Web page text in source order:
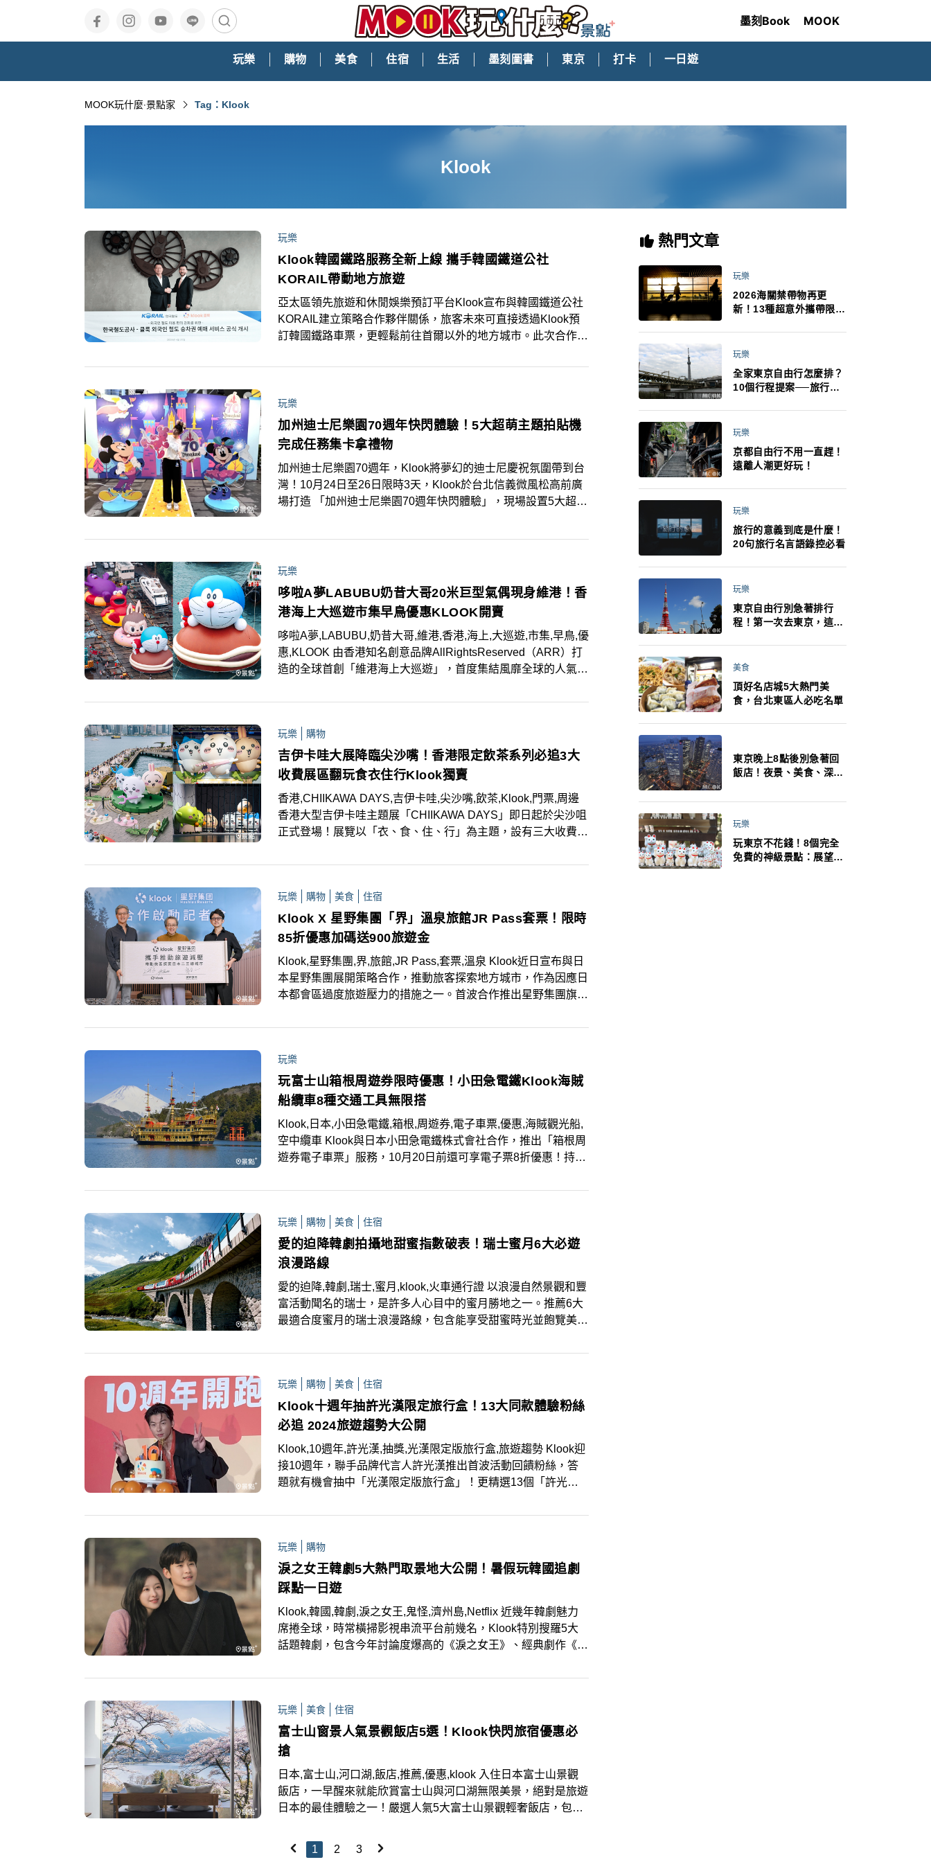
墨刻Book MOOK
玩樂 購物 美食 住宿 生活 墨刻圖書 東京 打卡 一日遊
MOOK玩什麼‧景點家 Tag：Klook
Klook
玩樂
Klook韓國鐵路服務全新上線 攜手韓國鐵道公社
KORAIL帶動地方旅遊
亞太區領先旅遊和休閒娛樂預訂平台Klook宣布與韓國鐵道公社
KORAIL建立策略合作夥伴關係，旅客未來可直接透過Klook預
訂韓國鐵路車票，更輕鬆前往首爾以外的地方城市。此次合作涵
號（Mugunghwa）等，進一步強化Klook在亞洲交通服務的布
玩樂
加州迪士尼樂園70週年快閃體驗！5大超萌主題拍貼機
完成任務集卡拿禮物
加州迪士尼樂園70週年，Klook將夢幻的迪士尼慶祝氛圍帶到台
灣！10月24日至26日限時3天，Klook於台北信義微風松高前廣
場打造 「加州迪士尼樂園70週年快閃體驗」，現場設置5大超萌
元的70週年限定週邊帶回家！
玩樂
哆啦A夢LABUBU奶昔大哥20米巨型氣偶現身維港！香
港海上大巡遊市集早鳥優惠KLOOK開賣
哆啦A夢,LABUBU,奶昔大哥,維港,香港,海上,大巡遊,市集,早鳥,優
惠,KLOOK 由香港知名創意品牌AllRightsReserved（ARR）打
造的全球首創「維港海上大巡遊」，首度集結風靡全球的人氣IP
場，並於11月1日組成夢幻巡遊艦隊，沿維港串連九龍與港島！
為期8天的「巡遊市集」。想前往「巡遊市集」，則不可錯過9
月26日於KLOOK開賣的早鳥優惠門票，門票更附紀念品折扣
券！
玩樂 購物
吉伊卡哇大展降臨尖沙嘴！香港限定飲茶系列必追3大
收費展區翻玩食衣住行Klook獨賣
香港,CHIIKAWA DAYS,吉伊卡哇,尖沙嘴,飲茶,Klook,門票,周邊
香港大型吉伊卡哇主題展「CHIIKAWA DAYS」即日起於尖沙咀
正式登場！展覽以「衣、食、住、行」為主題，設有三大收費展
Nagano親筆繪製香港限定「飲茶」系列，粉絲們必追。此外，
KLOOK平台獨家開賣。
玩樂 購物 美食 住宿
Klook X 星野集團「界」溫泉旅館JR Pass套票！限時
85折優惠加碼送900旅遊金
Klook,星野集團,界,旅館,JR Pass,套票,溫泉 Klook近日宣布與日
本星野集團展開策略合作，推動旅客探索地方城市，作為因應日
本都會區過度旅遊壓力的措施之一。首波合作推出星野集團旗下
票。即日起至8月31日前預訂，可享JR Pass超值組合85折起優
玩樂
玩富士山箱根周遊券限時優惠！小田急電鐵Klook海賊
船纜車8種交通工具無限搭
Klook,日本,小田急電鐵,箱根,周遊券,電子車票,優惠,海賊觀光船,
空中纜車 Klook與日本小田急電鐵株式會社合作，推出「箱根周
遊券電子車票」服務，10月20日前還可享電子票8折優惠！持箱
玩樂 購物 美食 住宿
愛的迫降韓劇拍攝地甜蜜指數破表！瑞士蜜月6大必遊
浪漫路線
愛的迫降,韓劇,瑞士,蜜月,klook,火車通行證 以浪漫自然景觀和豐
富活動聞名的瑞士，是許多人心目中的蜜月勝地之一。推薦6大
最適合度蜜月的瑞士浪漫路線，包含能享受甜蜜時光並飽覽美景
新人感情在旅程中持續升溫！
玩樂 購物 美食 住宿
Klook十週年抽許光漢限定旅行盒！13大同款體驗粉絲
必追 2024旅遊趨勢大公開
Klook,10週年,許光漢,抽獎,光漢限定版旅行盒,旅遊趨勢 Klook迎
接10週年，聯手品牌代言人許光漢推出首波活動回饋粉絲，答
題就有機會抽中「光漢限定版旅行盒」！更精選13個「許光漢
熱銷榜單，讓大家一手掌握最新最夯旅遊趨勢！
玩樂 購物
淚之女王韓劇5大熱門取景地大公開！暑假玩韓國追劇
踩點一日遊
Klook,韓國,韓劇,淚之女王,鬼怪,濟州島,Netflix 近幾年韓劇魅力
席捲全球，時常橫掃影視串流平台前幾名，Klook特別搜羅5大
話題韓劇，包含今年討論度爆高的《淚之女王》、經典劇作《鬼
玩樂 美食 住宿
富士山窗景人氣景觀飯店5選！Klook快閃旅宿優惠必
搶
日本,富士山,河口湖,飯店,推薦,優惠,klook 入住日本富士山景觀
飯店，一早醒來就能欣賞富士山與河口湖無限美景，絕對是旅遊
日本的最佳體驗之一！嚴選人氣5大富士山景觀輕奢飯店，包括
觀足浴露台的「秀峰閣湖月」以及全房型配備私人風呂的「馥府
河口湖」等，6月30日前使用Klook預定還可享92折優惠！
1 2 3
熱門文章
玩樂
2026海關禁帶物再更
新！13種超意外攜帶限
最高還罰百萬！注意事項
玩樂
全家東京自由行怎麼排？
10個行程提案──旅行不
法！
玩樂
京都自由行不用一直趕！
遠離人潮更好玩！
玩樂
旅行的意義到底是什麼！
20句旅行名言語錄控必看
玩樂
東京自由行別急著排行
程！第一次去東京，這10
美食
頂好名店城5大熱門美
食，台北東區人必吃名單
東京晚上8點後別急著回
飯店！夜景、美食、深夜
夜生活才正要開始
玩樂
玩東京不花錢！8個完全
免費的神級景點：展望台